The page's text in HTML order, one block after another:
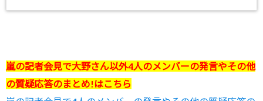
嵐の記者会見で大野さん以外4人のメンバーの発言やその他
の質疑応答のまとめ!はこちら